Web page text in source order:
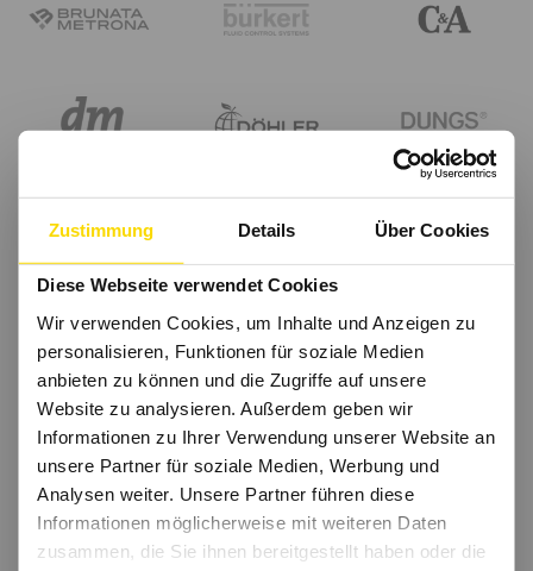
Zustimmung Details Über Cookies
Diese Webseite verwendet Cookies
Wir verwenden Cookies, um Inhalte und Anzeigen zu
personalisieren, Funktionen für soziale Medien
anbieten zu können und die Zugriffe auf unsere
Website zu analysieren. Außerdem geben wir
Informationen zu Ihrer Verwendung unserer Website an
unsere Partner für soziale Medien, Werbung und
Analysen weiter. Unsere Partner führen diese
Informationen möglicherweise mit weiteren Daten
zusammen, die Sie ihnen bereitgestellt haben oder die